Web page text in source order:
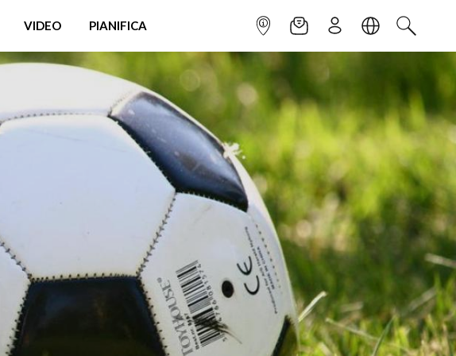
VIDEO PIANIFICA INFOPOINTNEWSLETTER
ISCRIVITILINGUACERCA